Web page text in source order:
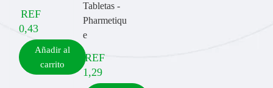
REF
0,43
Añadir al
carrito
Tabletas -
Pharmetiqu
e
REF
1,29